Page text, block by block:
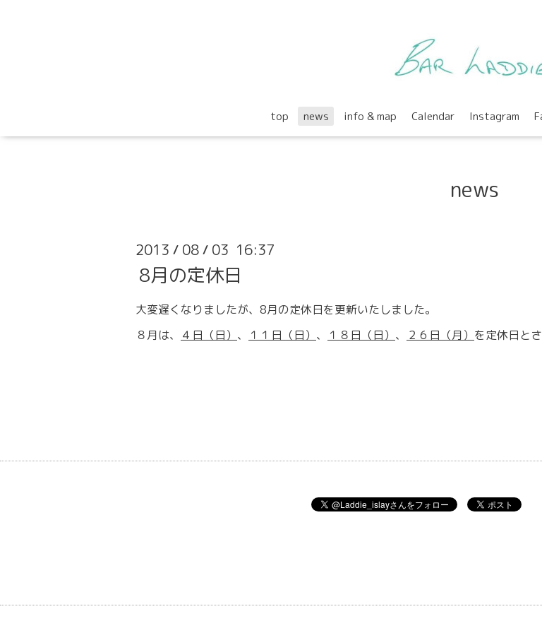
top news info & map Calendar Instagram
news
2013 / 08 / 03 16:37
8月の定休日
大変遅くなりましたが、 8月の定休日を更新いたしました。
８月は、
４ 日（日） 、 １１ 日（日） 、 １８ 日（日） 、 ２６ 日（月） を定休日と